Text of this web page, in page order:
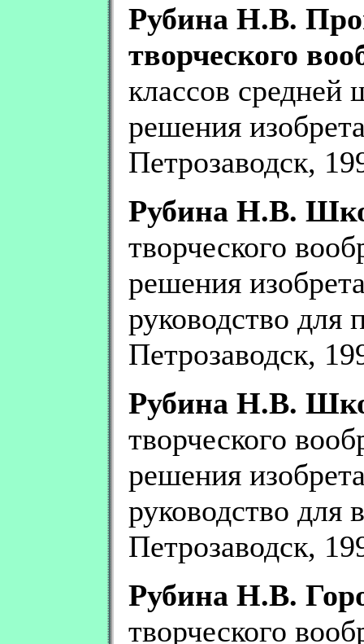
Рубина Н.В.
творческого
классов средней
решения
Петрозаводск,
Рубина Н.В.
творческого
решения
руководство для
Петрозаводск,
Рубина Н.В.
творческого
решения
руководство для
Петрозаводск,
Рубина Н.В.
творческого